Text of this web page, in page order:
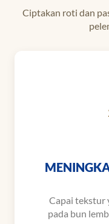
Ciptakan roti dan
Capai tekstur
pada bun